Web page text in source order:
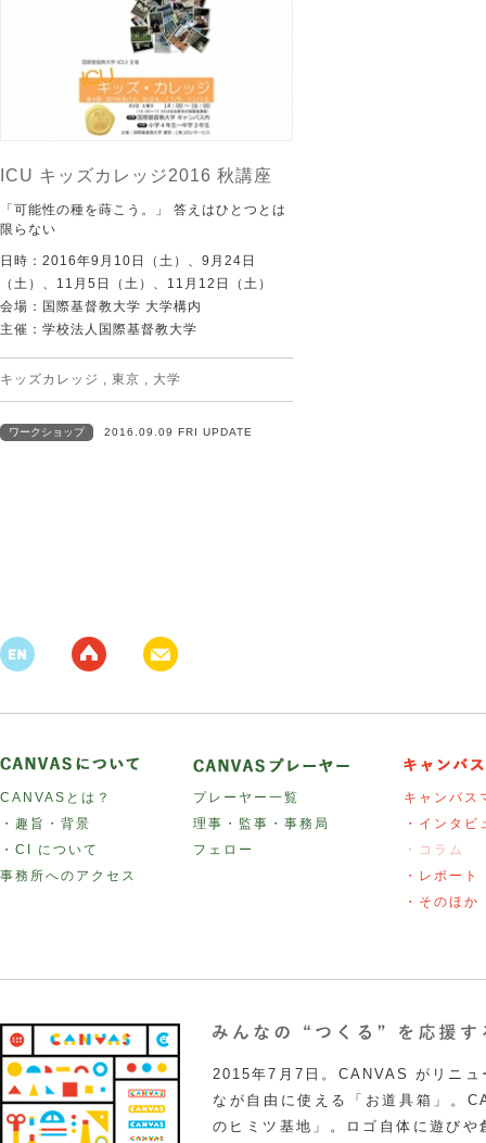
ICU キッズカレッジ2016 秋講座
「可能性の種を蒔こう。」 答えはひとつとは
限らない
日時：2016年9月10日（土）、9月24日
（土）、11月5日（土）、11月12日（土）
会場：国際基督教大学 大学構内
主催：学校法人国際基督教大学
キッズカレッジ , 東京 , 大学
ワークショップ 2016.09.09 FRI UPDATE
CANVASとは？
・趣旨・背景
・CI について
事務所へのアクセス
プレーヤー一覧
理事・監事・事務局
フェロー
キャンバス
・インタビ
・コラム
・レポート
・そのほか
2015年7月7日。CANVAS がリニュ
なが自由に使える「お道具箱」。
のヒミツ基地」。ロゴ自体に遊び